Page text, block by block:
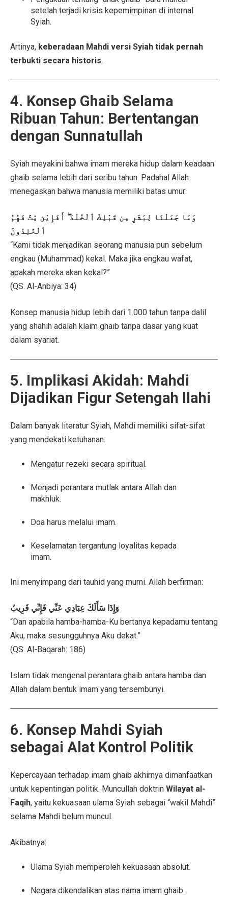
setelah terjadi krisis kepemimpinan di internal
Syiah.
Artinya, keberadaan Mahdi versi Syiah tidak pernah
terbukti secara historis.
4. Konsep Ghaib Selama
Ribuan Tahun: Bertentangan
dengan Sunnatullah
Syiah meyakini bahwa imam mereka hidup dalam keadaan
ghaib selama lebih dari seribu tahun. Padahal Allah
menegaskan bahwa manusia memiliki batas umur:
وَمَا جَعَلْنَا لِبَشَرٍ مِن قَبْلِكَ ٱلْخُلْدَ ۖ أَفَإِيْن مِّتَّ فَهُمُ
ٱلْخَٰلِدُونَ
“Kami tidak menjadikan seorang manusia pun sebelum
engkau (Muhammad) kekal. Maka jika engkau wafat,
apakah mereka akan kekal?”
(QS. Al-Anbiya: 34)
Konsep manusia hidup lebih dari 1.000 tahun tanpa dalil
yang shahih adalah klaim ghaib tanpa dasar yang kuat
dalam syariat.
5. Implikasi Akidah: Mahdi
Dijadikan Figur Setengah Ilahi
Dalam banyak literatur Syiah, Mahdi memiliki sifat-sifat
yang mendekati ketuhanan:
Mengatur rezeki secara spiritual.
Menjadi perantara mutlak antara Allah dan
makhluk.
Doa harus melalui imam.
Keselamatan tergantung loyalitas kepada
imam.
Ini menyimpang dari tauhid yang murni. Allah berfirman:
وَإِذَا سَأَلَكَ عِبَادِي عَنِّي فَإِنِّي قَرِيبٌ
“Dan apabila hamba-hamba-Ku bertanya kepadamu tentang
Aku, maka sesungguhnya Aku dekat.”
(QS. Al-Baqarah: 186)
Islam tidak mengenal perantara ghaib antara hamba dan
Allah dalam bentuk imam yang tersembunyi.
6. Konsep Mahdi Syiah
sebagai Alat Kontrol Politik
Kepercayaan terhadap imam ghaib akhirnya dimanfaatkan
untuk kepentingan politik. Muncullah doktrin Wilayat al-
Faqih, yaitu kekuasaan ulama Syiah sebagai “wakil Mahdi”
selama Mahdi belum muncul.
Akibatnya:
Ulama Syiah memperoleh kekuasaan absolut.
Negara dikendalikan atas nama imam ghaib.